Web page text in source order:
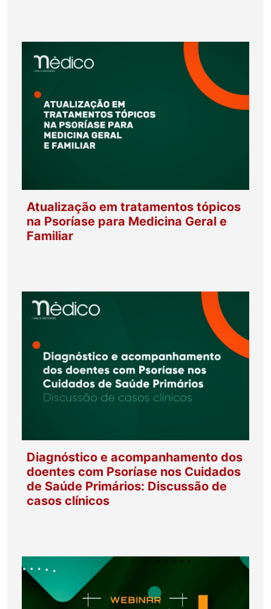
Atualização em tratamentos tópicos
na Psoríase para Medicina Geral e
Familiar
Diagnóstico e acompanhamento dos
doentes com Psoríase nos Cuidados
de Saúde Primários: Discussão de
casos clínicos